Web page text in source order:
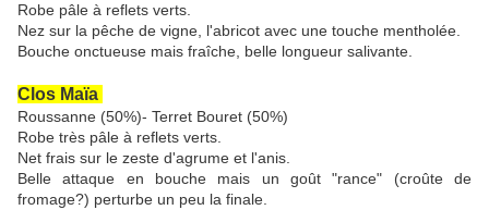
Robe pâle à reflets verts.
Nez sur la pêche de vigne, l'abricot avec une touche mentholée.
Bouche onctueuse mais fraîche, belle longueur salivante.
Clos Maïa
Roussanne (50%)- Terret Bouret (50%)
Robe très pâle à reflets verts.
Net frais sur le zeste d'agrume et l'anis.
Belle attaque en bouche mais un goût "rance" (croûte de
fromage?) perturbe un peu la finale.